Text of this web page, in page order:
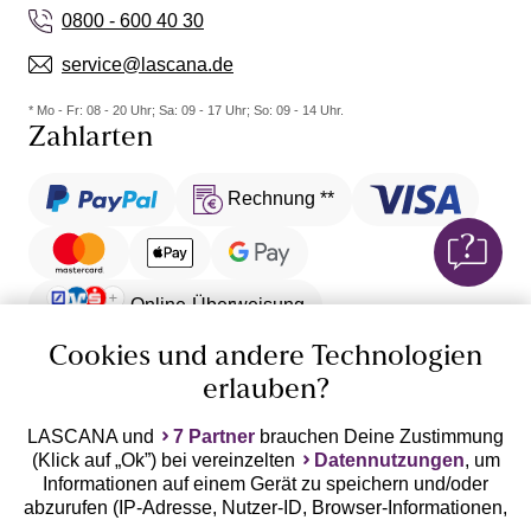
0800 - 600 40 30
service@lascana.de
* Mo - Fr: 08 - 20 Uhr; Sa: 09 - 17 Uhr; So: 09 - 14 Uhr.
Zahlarten
Rechnung **
Online-Überweisung
Ratenkauf **
Cookies und andere Technologien
erlauben?
LASCANA und 7 Partner brauchen Deine Zustimmung
(Klick auf „Ok”) bei vereinzelten
Datennutzungen, um
Informationen auf einem Gerät zu speichern und/oder
abzurufen (IP-Adresse, Nutzer-ID, Browser-Informationen,